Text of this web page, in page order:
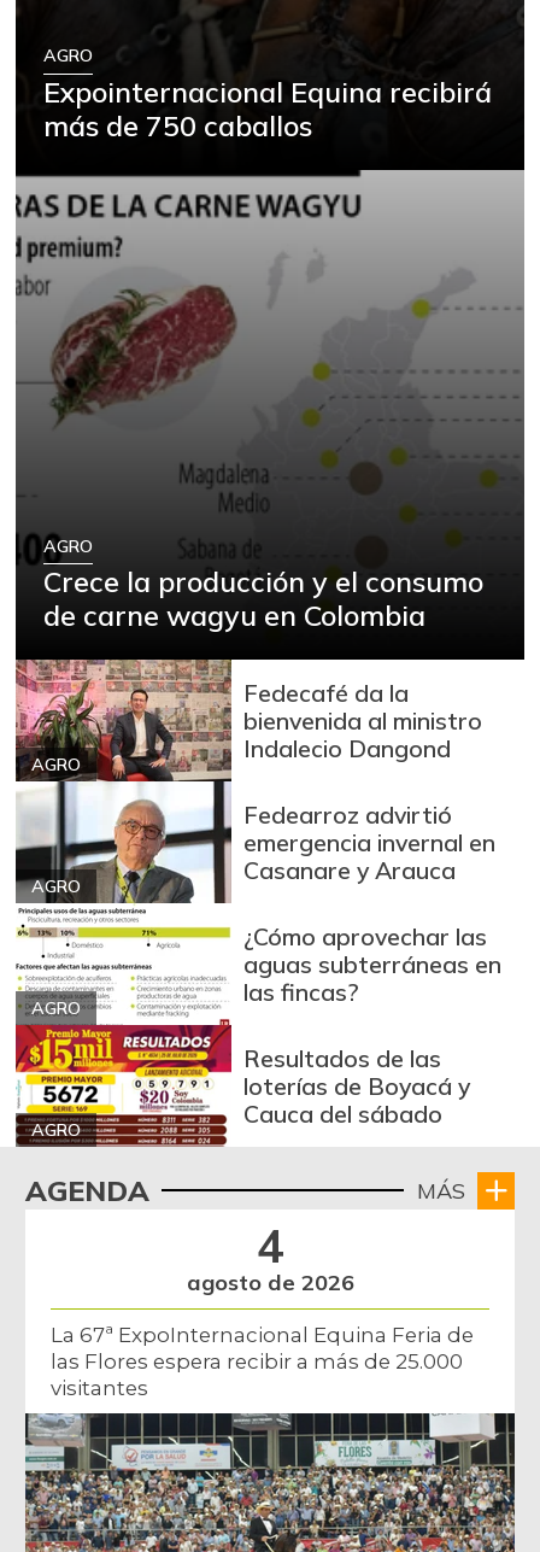
AGRO
Expointernacional Equina recibirá
más de 750 caballos
AGRO
Crece la producción y el consumo
de carne wagyu en Colombia
AGRO
Fedecafé da la
bienvenida al ministro
Indalecio Dangond
AGRO
Fedearroz advirtió
emergencia invernal en
Casanare y Arauca
AGRO
¿Cómo aprovechar las
aguas subterráneas en
las fincas?
AGRO
Resultados de las
loterías de Boyacá y
Cauca del sábado
AGENDA MÁS
4
agosto de 2026
La 67ª ExpoInternacional Equina Feria de
las Flores espera recibir a más de 25.000
visitantes